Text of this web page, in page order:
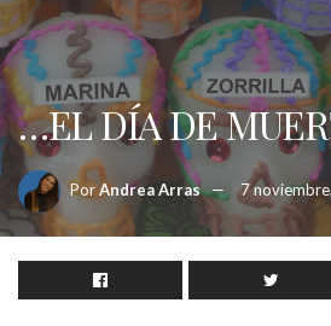
…EL DÍA DE
PorAndrea Arras 7